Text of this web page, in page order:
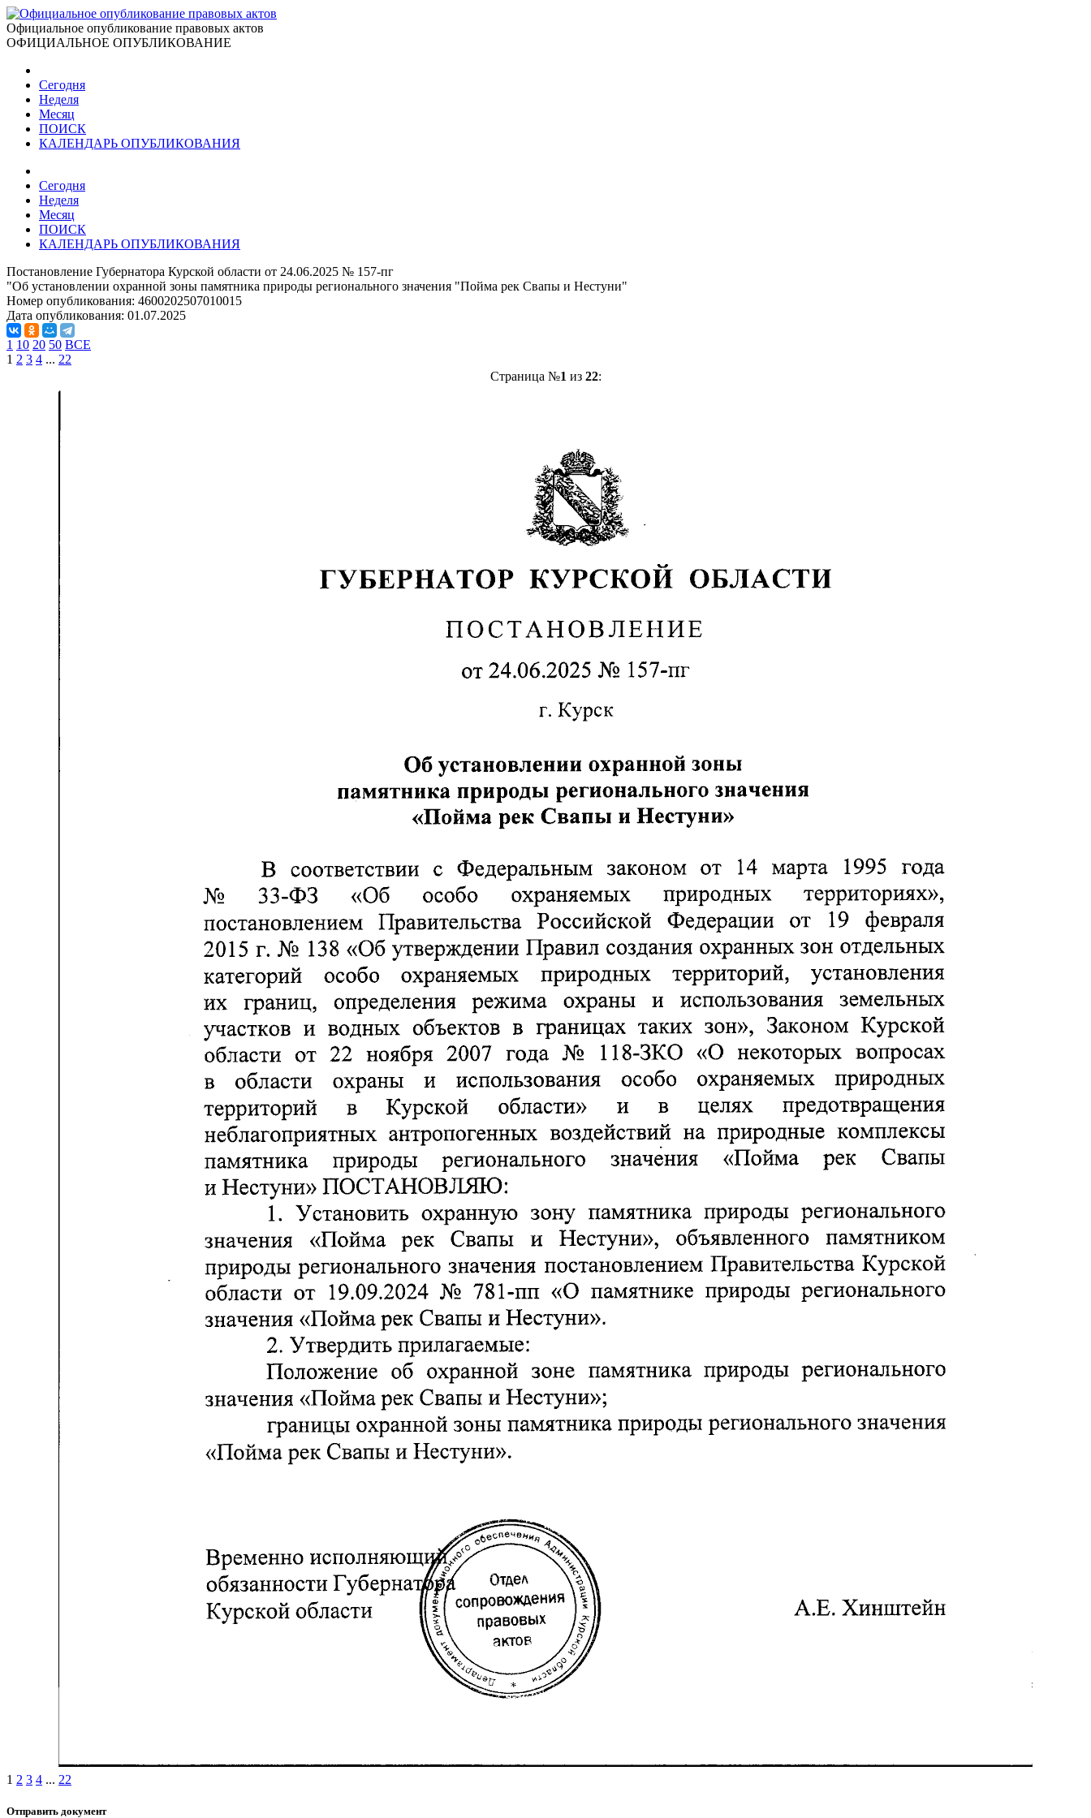
Официальное опубликование правовых актов
ОФИЦИАЛЬНОЕ ОПУБЛИКОВАНИЕ
Сегодня
Неделя
Месяц
ПОИСК
КАЛЕНДАРЬ ОПУБЛИКОВАНИЯ
Сегодня
Неделя
Месяц
ПОИСК
КАЛЕНДАРЬ ОПУБЛИКОВАНИЯ
Постановление Губернатора Курской области от 24.06.2025 № 157-пг
"Об установлении охранной зоны памятника природы регионального значения "Пойма рек Свапы и Нестуни"
Номер опубликования: 4600202507010015
Дата опубликования: 01.07.2025
1 10 20 50 ВСЕ
1 2 3 4 ... 22
Страница №1 из 22:
1 2 3 4 ... 22
Отправить документ